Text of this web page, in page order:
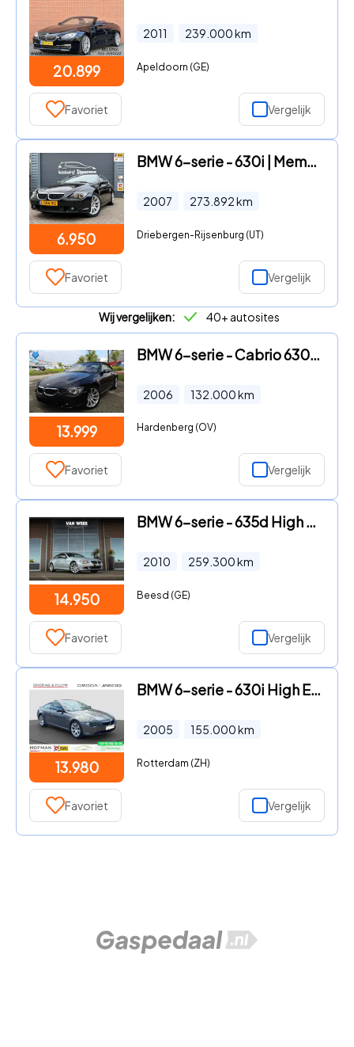
20.899
2011 239.000km
Apeldoorn (GE)
Favoriet Vergelijk
6.950
BMW 6-serie - 630i | Memory | Pano | Carplay | Stoelverw.
2007 273.892km
Driebergen-Rijsenburg (UT)
Favoriet Vergelijk
Wij vergelijken: 40+ autosites
13.999
BMW 6-serie - Cabrio 630i 6 cilinder ERG AUTO! SMG FULL OPTION
2006 132.000km
Hardenberg (OV)
Favoriet Vergelijk
14.950
BMW 6-serie - 635d High Executive | Soft Close | Head-up | Panoramadak | M
2010 259.300km
Beesd (GE)
Favoriet Vergelijk
13.980
BMW 6-serie - 630i High Executive | Youngtimer | Automaat | Pano
2005 155.000km
Rotterdam (ZH)
Favoriet Vergelijk